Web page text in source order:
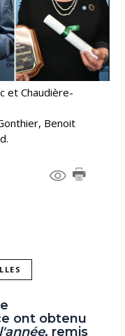
et Chaudière-
Benoit
ont obtenu
, remis